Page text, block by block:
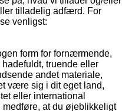
tilladelig adfærd. For
venligst:
form for fornærmende,
truende eller
andet materiale,
være sig i dit eget land,
eller international
medføre, at du øjeblikkeligt